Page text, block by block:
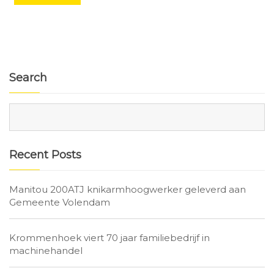
Search
Recent Posts
Manitou 200ATJ knikarmhoogwerker geleverd aan
Gemeente Volendam
Krommenhoek viert 70 jaar familiebedrijf in
machinehandel